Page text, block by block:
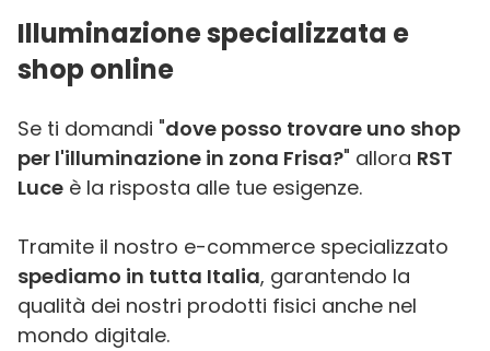
Illuminazione specializzata e
shop online
Se ti domandi "dove posso trovare uno shop
per l'illuminazione in zona Frisa?" allora RST
Luce è la risposta alle tue esigenze.
Tramite il nostro e-commerce specializzato
spediamo in tutta Italia, garantendo la
qualità dei nostri prodotti fisici anche nel
mondo digitale.